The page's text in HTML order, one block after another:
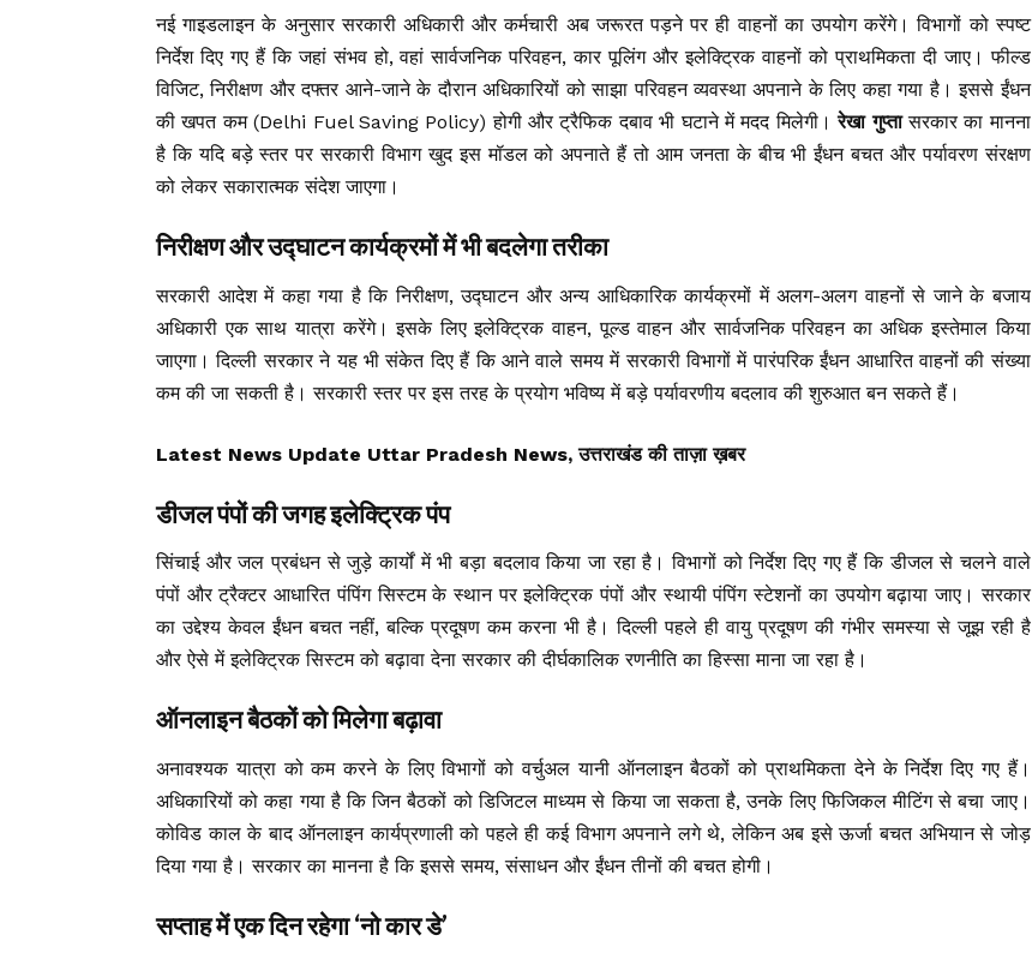
नई गाइडलाइन के अनुसार सरकारी अधिकारी और कर्मचारी अब जरूरत पड़ने पर ही वाहनों का उपयोग करेंगे। विभागों को स्पष्ट
निर्देश दिए गए हैं कि जहां संभव हो, वहां सार्वजनिक परिवहन, कार पूलिंग और इलेक्ट्रिक वाहनों को प्राथमिकता दी जाए। फील्ड
विजिट, निरीक्षण और दफ्तर आने-जाने के दौरान अधिकारियों को साझा परिवहन व्यवस्था अपनाने के लिए कहा गया है। इससे ईंधन
की खपत कम (Delhi Fuel Saving Policy) होगी और ट्रैफिक दबाव भी घटाने में मदद मिलेगी।रेखा गुप्तासरकार का मानना
है कि यदि बड़े स्तर पर सरकारी विभाग खुद इस मॉडल को अपनाते हैं तो आम जनता के बीच भी ईंधन बचत और पर्यावरण संरक्षण
को लेकर सकारात्मक संदेश जाएगा।
निरीक्षण और उद्घाटन कार्यक्रमों में भी बदलेगा तरीका
सरकारी आदेश में कहा गया है कि निरीक्षण, उद्घाटन और अन्य आधिकारिक कार्यक्रमों में अलग-अलग वाहनों से जाने के बजाय
अधिकारी एक साथ यात्रा करेंगे। इसके लिए इलेक्ट्रिक वाहन, पूल्ड वाहन और सार्वजनिक परिवहन का अधिक इस्तेमाल किया
जाएगा। दिल्ली सरकार ने यह भी संकेत दिए हैं कि आने वाले समय में सरकारी विभागों में पारंपरिक ईंधन आधारित वाहनों की संख्या
कम की जा सकती है। सरकारी स्तर पर इस तरह के प्रयोग भविष्य में बड़े पर्यावरणीय बदलाव की शुरुआत बन सकते हैं।
Latest News Update Uttar Pradesh News, उत्तराखंड की ताज़ा ख़बर
डीजल पंपों की जगह इलेक्ट्रिक पंप
सिंचाई और जल प्रबंधन से जुड़े कार्यों में भी बड़ा बदलाव किया जा रहा है। विभागों को निर्देश दिए गए हैं कि डीजल से चलने वाले
पंपों और ट्रैक्टर आधारित पंपिंग सिस्टम के स्थान पर इलेक्ट्रिक पंपों और स्थायी पंपिंग स्टेशनों का उपयोग बढ़ाया जाए। सरकार
का उद्देश्य केवल ईंधन बचत नहीं, बल्कि प्रदूषण कम करना भी है। दिल्ली पहले ही वायु प्रदूषण की गंभीर समस्या से जूझ रही है
और ऐसे में इलेक्ट्रिक सिस्टम को बढ़ावा देना सरकार की दीर्घकालिक रणनीति का हिस्सा माना जा रहा है।
ऑनलाइन बैठकों को मिलेगा बढ़ावा
अनावश्यक यात्रा को कम करने के लिए विभागों को वर्चुअल यानी ऑनलाइन बैठकों को प्राथमिकता देने के निर्देश दिए गए हैं।
अधिकारियों को कहा गया है कि जिन बैठकों को डिजिटल माध्यम से किया जा सकता है, उनके लिए फिजिकल मीटिंग से बचा जाए।
कोविड काल के बाद ऑनलाइन कार्यप्रणाली को पहले ही कई विभाग अपनाने लगे थे, लेकिन अब इसे ऊर्जा बचत अभियान से जोड़
दिया गया है। सरकार का मानना है कि इससे समय, संसाधन और ईंधन तीनों की बचत होगी।
सप्ताह में एक दिन रहेगा ‘नो कार डे’